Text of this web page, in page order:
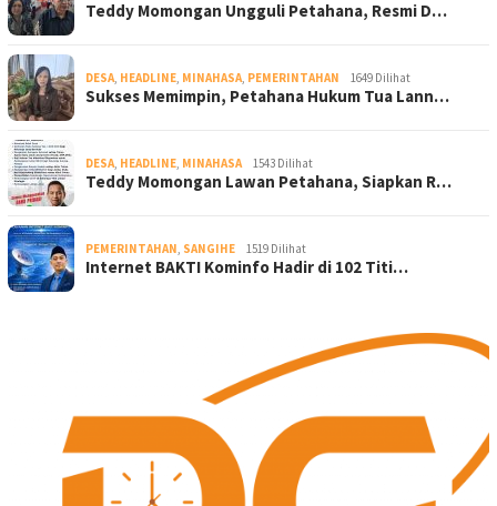
Teddy Momongan Ungguli Petahana, Resmi D…
DESA, HEADLINE, MINAHASA, PEMERINTAHAN 1649 Dilihat
Sukses Memimpin, Petahana Hukum Tua Lann…
DESA, HEADLINE, MINAHASA 1543 Dilihat
Teddy Momongan Lawan Petahana, Siapkan R…
PEMERINTAHAN, SANGIHE 1519 Dilihat
Internet BAKTI Kominfo Hadir di 102 Titi…